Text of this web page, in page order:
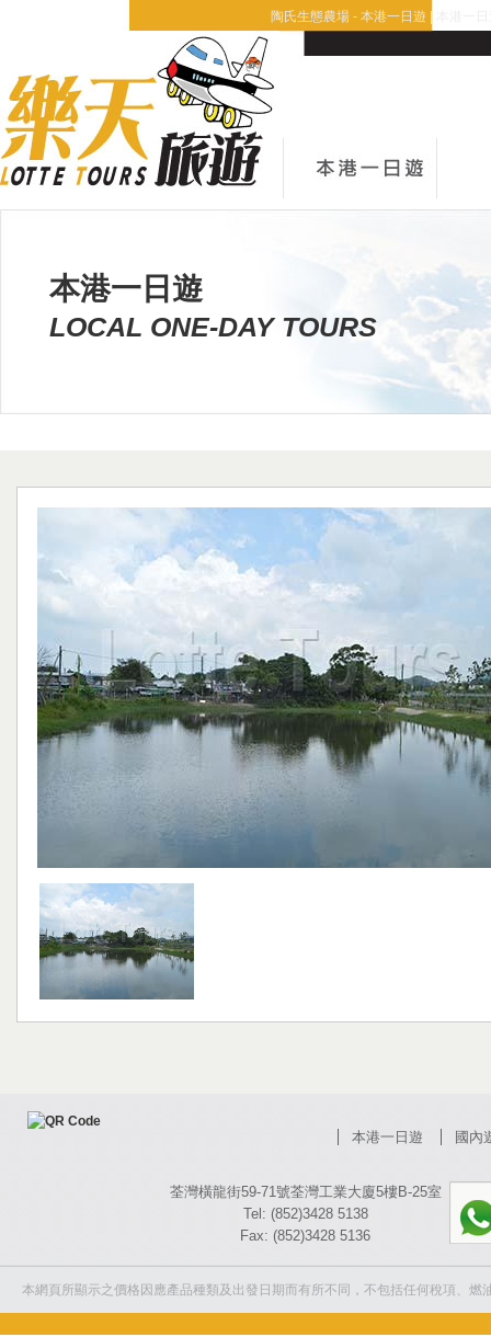
陶氏生態農場 - 本港一日遊 | 本港一
本港一日遊
LOCAL ONE-DAY TOURS
本港一日遊 國內
荃灣橫龍街59-71號荃灣工業大廈5樓B-25室
Tel: (852)3428 5138
Fax: (852)3428 5136
本網頁所顯示之價格因應產品種類及出發日期而有所不同，不包括任何稅項、